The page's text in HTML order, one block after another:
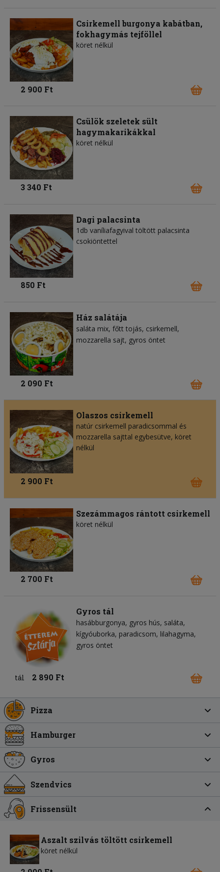
Csirkemell burgonya kabátban,
fokhagymás tejföllel
köret nélkül
2 900 Ft
Csülök szeletek sült
hagymakarikákkal
köret nélkül
3 340 Ft
Dagi palacsinta
1db vaníliafagyival töltött palacsinta
csokiöntettel
850 Ft
Ház salátája
saláta mix főtt tojás csirkemell
mozzarella sajt gyros öntet
2 090 Ft
Olaszos csirkemell
natúr csirkemell paradicsommal és
mozzarella sajttal egybesütve, köret
nélkül
2 900 Ft
Szezámmagos rántott csirkemell
köret nélkül
2 700 Ft
Gyros tál
hasábburgonya gyros hús saláta
kígyóuborka paradicsom lilahagyma
gyros öntet
tál 2 890 Ft
Pizza
Hamburger
Gyros
Szendvics
Frissensült
Aszalt szilvás töltött csirkemell
köret nélkül